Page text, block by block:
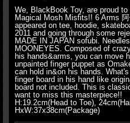
We, BlackBook Toy, are proud
Magical Mosh Misfits!! 6 Arms
appeared on tee, hoodie,
2011 and going through some
MADE IN JAPAN sofubi.
MOONEYES. Composed of
his hands&arms, you can move
unpainted finger puppet as
can hold in&on his hands.
finger board in his hand like
board not included. This is
want to miss this masterpiece!!
H:19.2cm(Head to Toe),
HxW:37x38cm(Package)